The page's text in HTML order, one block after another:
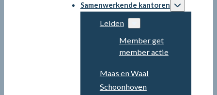
Samenwerkende kantoren
Leiden
Member get
member actie
Maas en Waal
Schoonhoven